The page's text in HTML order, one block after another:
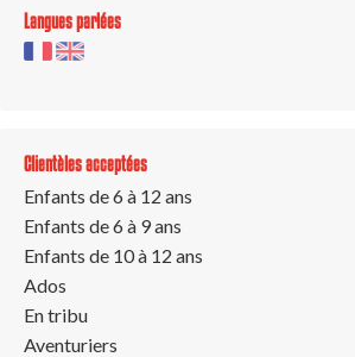
Langues parlées
Clientèles acceptées
Enfants de 6 à 12 ans
Enfants de 6 à 9 ans
Enfants de 10 à 12 ans
Ados
En tribu
Aventuriers